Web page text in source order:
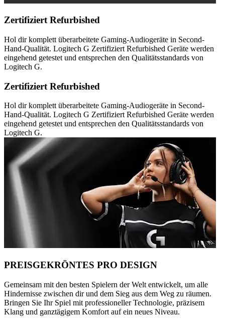
Zertifiziert Refurbished
Hol dir komplett überarbeitete Gaming-Audiogeräte in Second-
Hand-Qualität. Logitech G Zertifiziert Refurbished Geräte werden
eingehend getestet und entsprechen den Qualitätsstandards von
Logitech G.
Zertifiziert Refurbished
Hol dir komplett überarbeitete Gaming-Audiogeräte in Second-
Hand-Qualität. Logitech G Zertifiziert Refurbished Geräte werden
eingehend getestet und entsprechen den Qualitätsstandards von
Logitech G.
PREISGEKRÖNTES PRO DESIGN
Gemeinsam mit den besten Spielern der Welt entwickelt, um alle
Hindernisse zwischen dir und dem Sieg aus dem Weg zu räumen.
Bringen Sie Ihr Spiel mit professioneller Technologie, präzisem
Klang und ganztägigem Komfort auf ein neues Niveau.